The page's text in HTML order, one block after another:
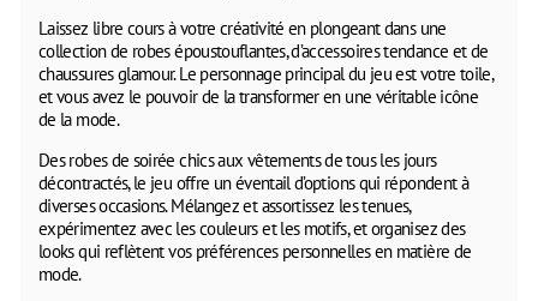
Laissez libre cours à votre créativité en plongeant dans une
collection de robes époustouflantes, d’accessoires tendance et de
chaussures glamour. Le personnage principal du jeu est votre toile,
et vous avez le pouvoir de la transformer en une véritable icône
de la mode.
Des robes de soirée chics aux vêtements de tous les jours
décontractés, le jeu offre un éventail d’options qui répondent à
diverses occasions. Mélangez et assortissez les tenues,
expérimentez avec les couleurs et les motifs, et organisez des
looks qui reflètent vos préférences personnelles en matière de
mode.